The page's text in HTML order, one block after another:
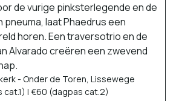
de vurige pinksterlegende en de
pneuma, laat Phaedrus een
horen. Een traversotrio en de
Alvarado creëren een zwevend
- Onder de Toren, Lissewege
cat.1) | €60 (dagpas cat.2)